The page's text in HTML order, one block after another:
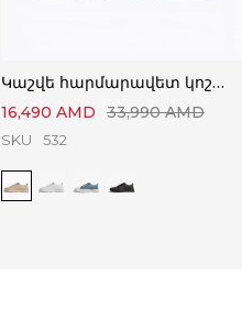
Կաշվե հարմարավետ կոշիկներ՝ Կատարյալ Հարմարավետ
33,990AMD
16,490 AMD
SKU 532